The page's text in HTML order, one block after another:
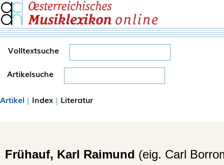
Volltextsuche
Artikelsuche
Artikel | Index | Literatur
Frühauf, Karl Raimund (eig. Carl